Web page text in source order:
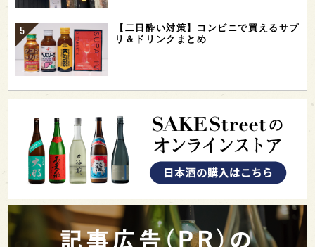
【二日酔い対策】コンビニで買えるサプ
リ＆ドリンクまとめ